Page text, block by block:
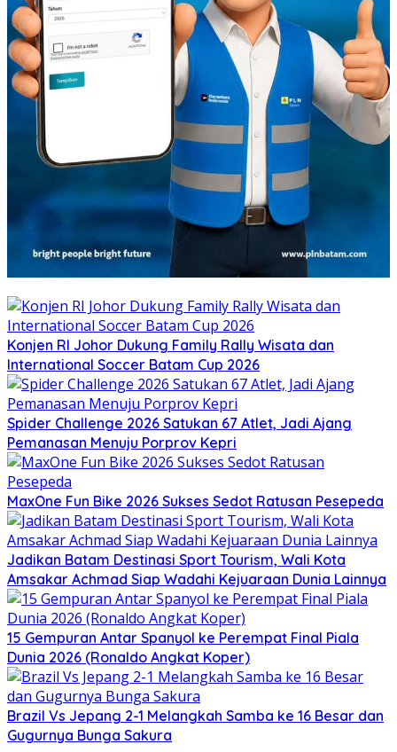
Konjen RI Johor Dukung Family Rally Wisata dan
International Soccer Batam Cup 2026
Spider Challenge 2026 Satukan 67 Atlet, Jadi Ajang
Pemanasan Menuju Porprov Kepri
MaxOne Fun Bike 2026 Sukses Sedot Ratusan Pesepeda
Jadikan Batam Destinasi Sport Tourism, Wali Kota
Amsakar Achmad Siap Wadahi Kejuaraan Dunia Lainnya
15 Gempuran Antar Spanyol ke Perempat Final Piala
Dunia 2026 (Ronaldo Angkat Koper)
Brazil Vs Jepang 2-1 Melangkah Samba ke 16 Besar dan
Gugurnya Bunga Sakura